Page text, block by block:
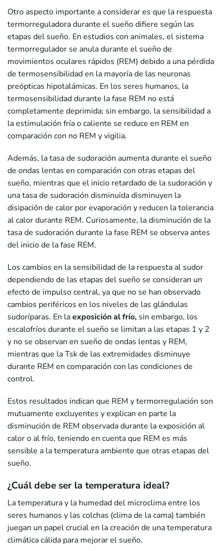
Otro aspecto importante a considerar es que la respuesta
termorreguladora durante el sueño difiere según las
etapas del sueño. En estudios con animales, el sistema
termorregulador se anula durante el sueño de
movimientos oculares rápidos (REM) debido a una pérdida
de termosensibilidad en la mayoría de las neuronas
preópticas hipotalámicas. En los seres humanos, la
termosensibilidad durante la fase REM no está
completamente deprimida; sin embargo, la sensibilidad a
la estimulación fría o caliente se reduce en REM en
comparación con no REM y vigilia.
Además, la tasa de sudoración aumenta durante el sueño
de ondas lentas en comparación con otras etapas del
sueño, mientras que el inicio retardado de la sudoración y
una tasa de sudoración disminuida disminuyen la
disipación de calor por evaporación y reducen la tolerancia
al calor durante REM. Curiosamente, la disminución de la
tasa de sudoración durante la fase REM se observa antes
del inicio de la fase REM.
Los cambios en la sensibilidad de la respuesta al sudor
dependiendo de las etapas del sueño se consideran un
efecto de impulso central, ya que no se han observado
cambios periféricos en los niveles de las glándulas
sudoríparas. En laexposición al frío, sin embargo, los
escalofríos durante el sueño se limitan a las etapas 1 y 2
y no se observan en sueño de ondas lentas y REM,
mientras que la Tsk de las extremidades disminuye
durante REM en comparación con las condiciones de
control.
Estos resultados indican que REM y termorregulación son
mutuamente excluyentes y explican en parte la
disminución de REM observada durante la exposición al
calor o al frío, teniendo en cuenta que REM es más
sensible a la temperatura ambiente que otras etapas del
sueño.
¿Cuál debe ser la temperatura ideal?
La temperatura y la humedad del microclima entre los
seres humanos y las colchas (clima de la cama) también
juegan un papel crucial en la creación de una temperatura
climática cálida para mejorar el sueño.